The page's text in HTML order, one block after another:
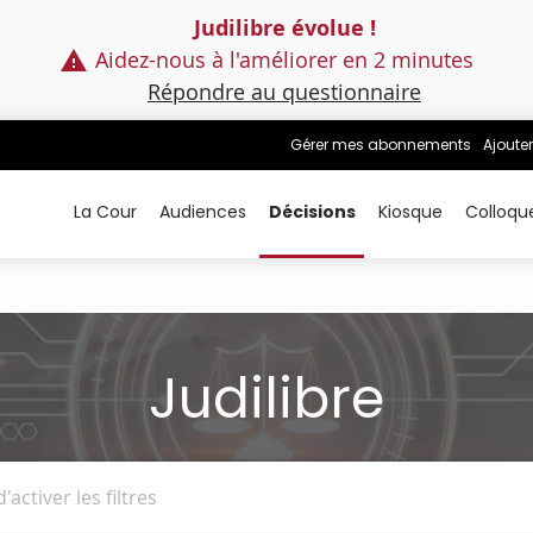
Judilibre évolue !
Aidez-nous à l'améliorer en 2 minutes
Répondre au questionnaire
Gérer mes abonnements
La Cour Audiences Décisions Kiosque
Judilibre